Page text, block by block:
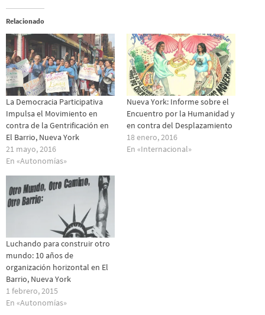
Relacionado
La Democracia Participativa
Impulsa el Movimiento en
contra de la Gentrificación en
El Barrio, Nueva York
21 mayo, 2016
En «Autonomías»
Nueva York: Informe sobre el
Encuentro por la Humanidad y
en contra del Desplazamiento
18 enero, 2016
En «Internacional»
Luchando para construir otro
mundo: 10 años de
organización horizontal en El
Barrio, Nueva York
1 febrero, 2015
En «Autonomías»